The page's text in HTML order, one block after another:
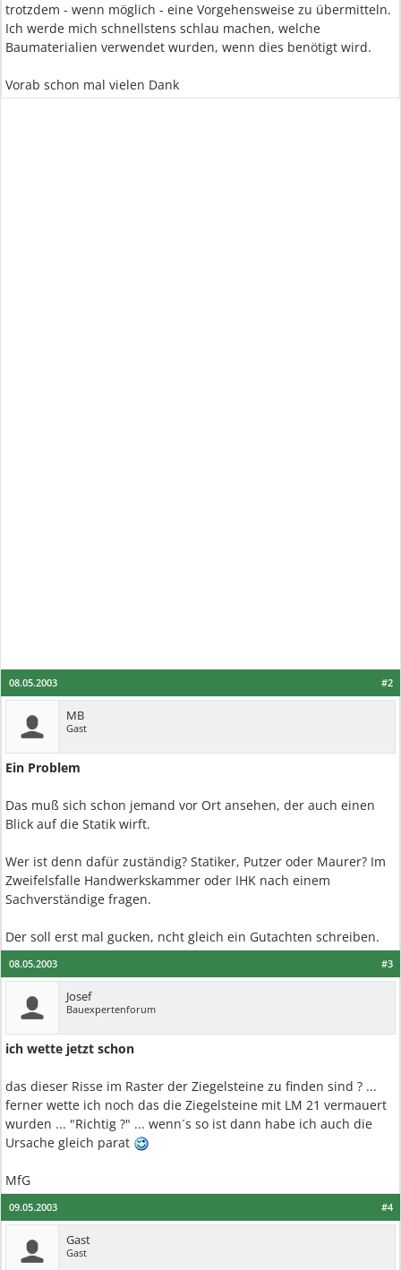
trotzdem - wenn möglich - eine Vorgehensweise zu übermitteln.
Ich werde mich schnellstens schlau machen, welche
Baumaterialien verwendet wurden, wenn dies benötigt wird.
Vorab schon mal vielen Dank
#2
08.05.2003
MB
Gast
Ein Problem
Das muß sich schon jemand vor Ort ansehen, der auch einen
Blick auf die Statik wirft.
Wer ist denn dafür zuständig? Statiker, Putzer oder Maurer? Im
Zweifelsfalle Handwerkskammer oder IHK nach einem
Sachverständige fragen.
Der soll erst mal gucken, ncht gleich ein Gutachten schreiben.
#3
08.05.2003
Josef
Bauexpertenforum
ich wette jetzt schon
das dieser Risse im Raster der Ziegelsteine zu finden sind ? ...
ferner wette ich noch das die Ziegelsteine mit LM 21 vermauert
wurden ... "Richtig ?" ... wenn´s so ist dann habe ich auch die
Ursache gleich parat
MfG
#4
09.05.2003
Gast
Gast